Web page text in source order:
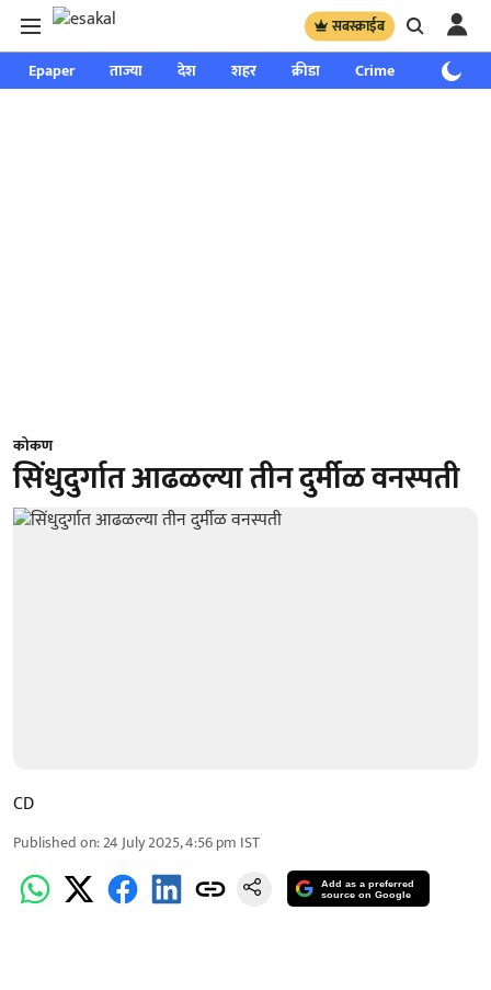
सबस्क्राईब
Epaper ताज्या देश शहर क्रीडा Crime साप्ताहिक
कोकण
सिंधुदुर्गात आढळल्या तीन दुर्मीळ वनस्पती
CD
Published on:24 July 2025, 4:56 pm IST
Add as a preferred
source on Google